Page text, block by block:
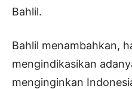
Bahlil.
Bahlil menambahkan,
mengindikasikan
menginginkan